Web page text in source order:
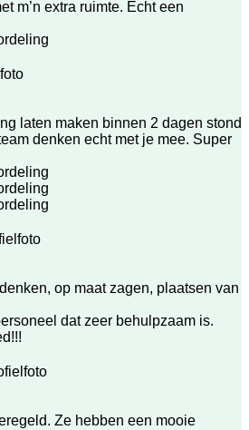
m’n extra ruimte. Echt een
laten maken binnen 2 dagen stond
denken echt met je mee. Super
op maat zagen, plaatsen van
dat zeer behulpzaam is.
Ze hebben een mooie